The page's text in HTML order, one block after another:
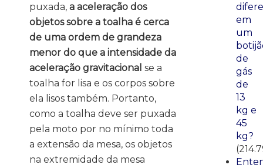
puxada, a aceleração dos
objetos sobre a toalha é cerca
de uma ordem de grandeza
menor do que a intensidade da
aceleração gravitacional se a
toalha for lisa e os corpos sobre
ela lisos também. Portanto,
como a toalha deve ser puxada
pela moto por no mínimo toda
a extensão da mesa, os objetos
na extremidade da mesa
em
um
de
gás
de
13
kg e
45
kg?